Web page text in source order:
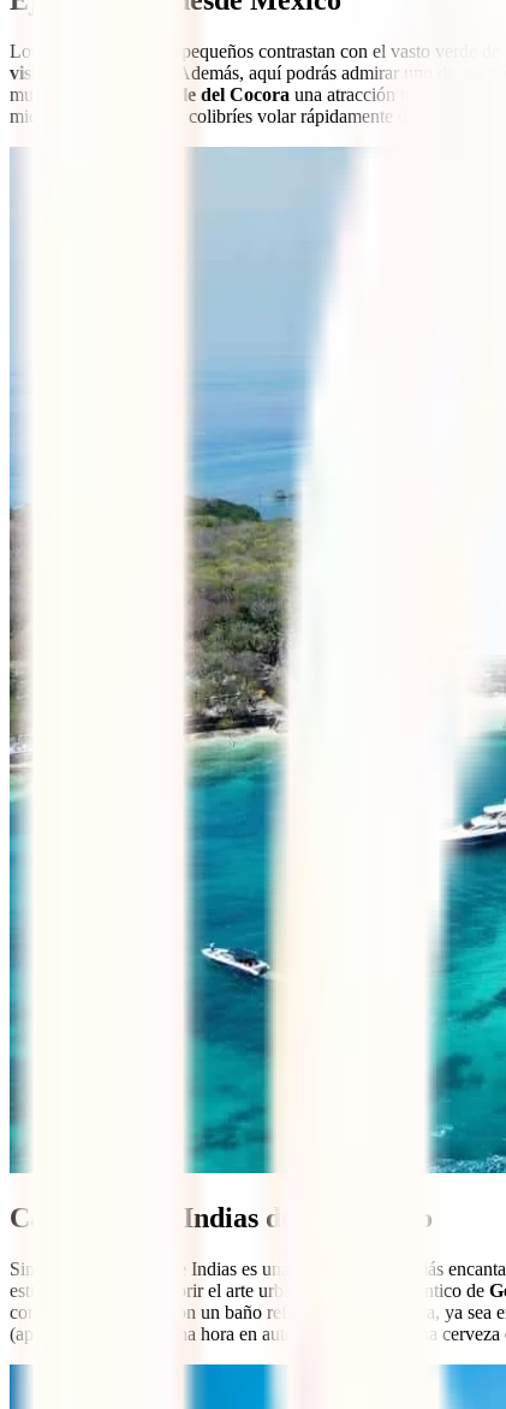
Los coloridos pueblos pequeños contrastan con el vasto verde
visitar en Colombia
. Además, aquí podrás admirar uno de sus
mundo), hacen del
Valle del Cocora una atracción turística
mientras observas a los colibríes volar rápidamente desde un
Cartagena de Indias desde México
Sin duda, Cartagena de Indias es una de las ciudades más
estilo colonial o descubrir el arte urbano del barrio auténtico de
complementar tu día con un baño refrescante en la playa, ya sea
(aproximadamente a una hora en auto). Al atardecer, una